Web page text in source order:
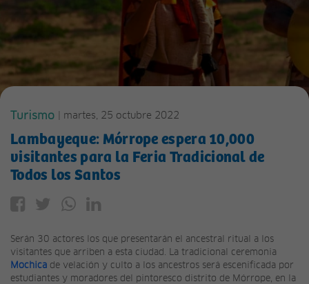
Turismo | martes, 25 octubre 2022
Lambayeque: Mórrope espera 10,000
visitantes para la Feria Tradicional de
Todos los Santos
Serán 30 actores los que presentarán el ancestral ritual a los
visitantes que arriben a esta ciudad. La tradicional ceremonia
Mochica de velación y culto a los ancestros será escenificada por
estudiantes y moradores del pintoresco distrito de Mórrope, en la